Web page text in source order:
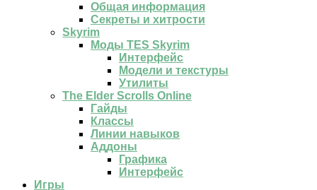
Общая информация
Секреты и хитрости
Skyrim
Моды TES Skyrim
Интерфейс
Модели и текстуры
Утилиты
The Elder Scrolls Online
Гайды
Классы
Линии навыков
Аддоны
Графика
Интерфейс
Игры